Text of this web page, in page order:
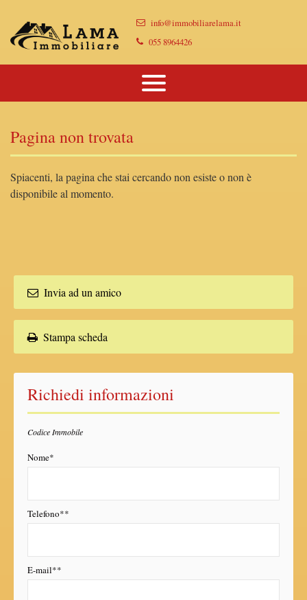
info@immobiliarelama.it
055 8964426
Immobili In Vendita
Immobili In Affitto
Chi Siamo
Dove Siamo
Vendi Casa Con Noi
Proponi Il Tuo Immobile
Contatti
Pagina non trovata
Spiacenti, la pagina che stai cercando non esiste o non è
disponibile al momento.
Invia ad un amico
Stampa scheda
Richiedi informazioni
Codice Immobile
Nome*
Telefono**
E-mail**